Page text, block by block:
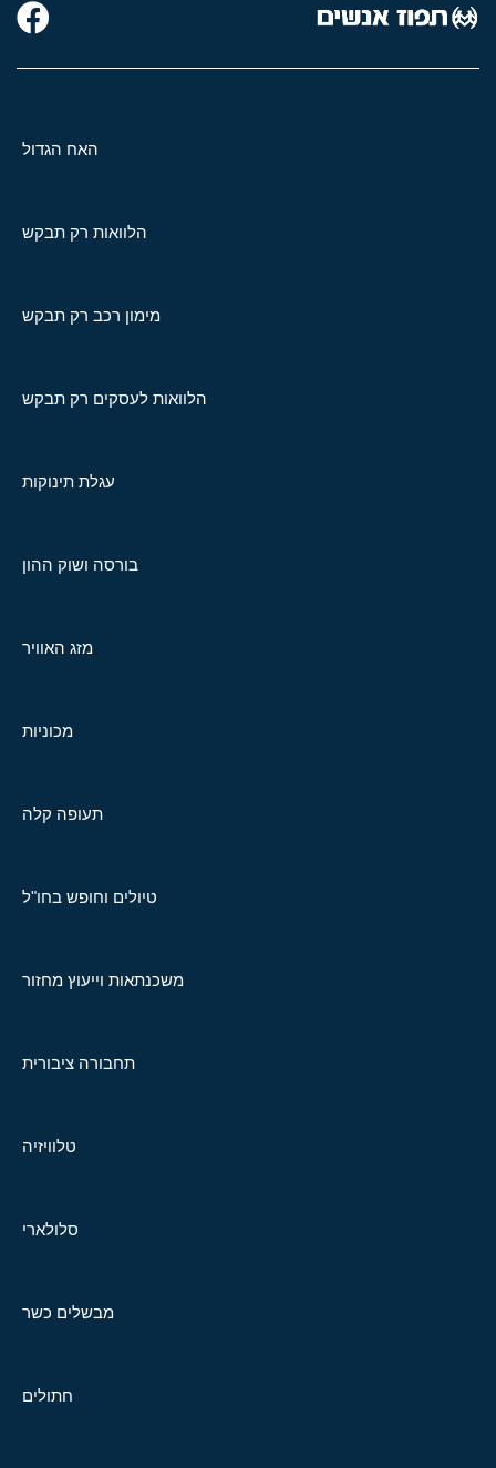
האח הגדול
הלוואות רק תבקש
מימון רכב רק תבקש
הלוואות לעסקים רק תבקש
עגלת תינוקות
בורסה ושוק ההון
מזג האוויר
מכוניות
תעופה קלה
טיולים וחופש בחו"ל
משכנתאות וייעוץ מחזור
תחבורה ציבורית
טלוויזיה
סלולארי
מבשלים כשר
חתולים